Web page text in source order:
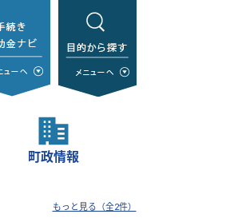
町政情報
もっと見る（全2件）